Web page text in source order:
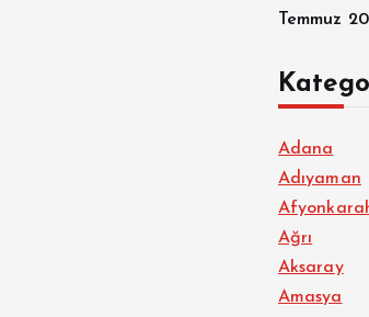
Temmuz
Adana
Adıyaman
Ağrı
Aksaray
Amasya